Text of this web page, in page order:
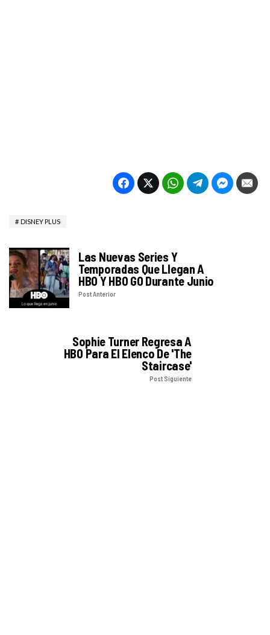
DISNEY PLUS
Las Nuevas Series Y
Temporadas Que Llegan A
HBO Y HBO GO Durante Junio
Post Anterior
Sophie Turner Regresa A
HBO Para El Elenco De 'The
Staircase'
Post Siguiente